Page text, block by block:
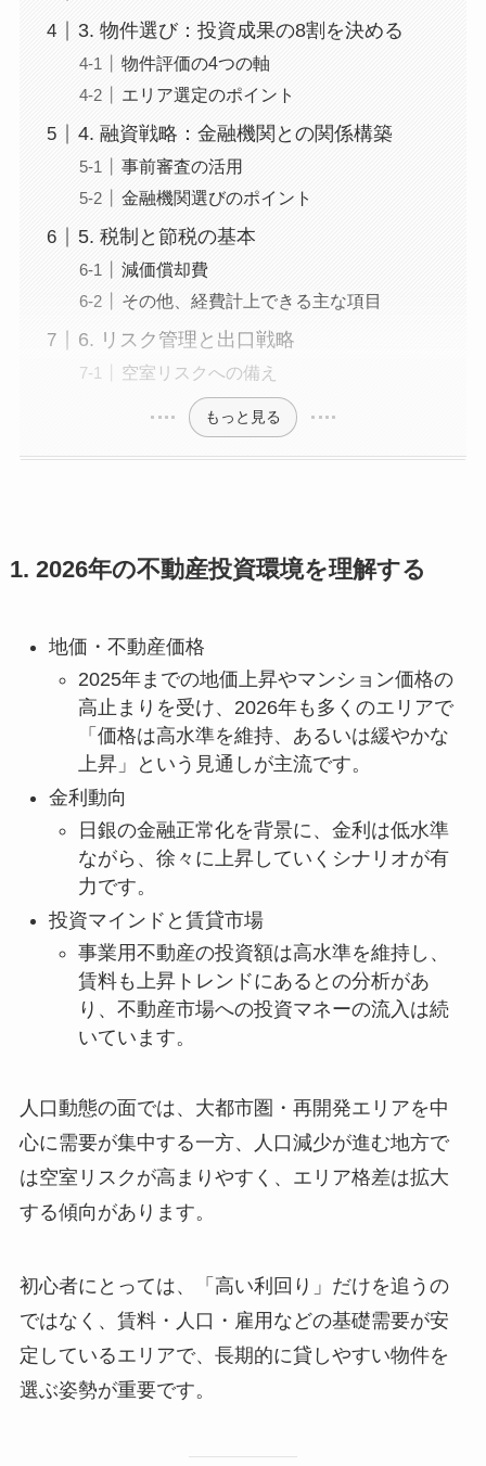
3. 物件選び：投資成果の8割を決める
物件評価の4つの軸
エリア選定のポイント
4. 融資戦略：金融機関との関係構築
事前審査の活用
金融機関選びのポイント
5. 税制と節税の基本
減価償却費
その他、経費計上できる主な項目
6. リスク管理と出口戦略
空室リスクへの備え
もっと見る
1. 2026年の不動産投資環境を理解する
地価・不動産価格
2025年までの地価上昇やマンション価格の
高止まりを受け、2026年も多くのエリアで
「価格は高水準を維持、あるいは緩やかな
上昇」という見通しが主流です。
金利動向
日銀の金融正常化を背景に、金利は低水準
ながら、徐々に上昇していくシナリオが有
力です。
投資マインドと賃貸市場
事業用不動産の投資額は高水準を維持し、
賃料も上昇トレンドにあるとの分析があ
り、不動産市場への投資マネーの流入は続
いています。
人口動態の面では、大都市圏・再開発エリアを中
心に需要が集中する一方、人口減少が進む地方で
は空室リスクが高まりやすく、エリア格差は拡大
する傾向があります。
初心者にとっては、「高い利回り」だけを追うの
ではなく、賃料・人口・雇用などの基礎需要が安
定しているエリアで、長期的に貸しやすい物件を
選ぶ姿勢が重要です。